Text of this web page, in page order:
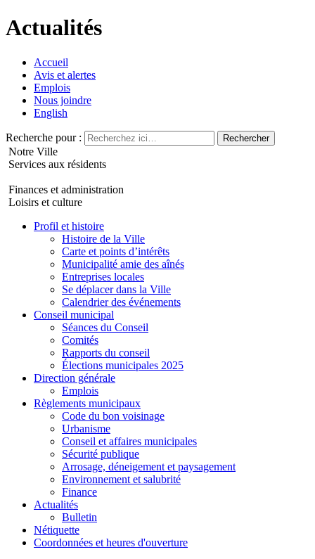
Actualités
Accueil
Avis et alertes
Emplois
Nous joindre
English
Recherche pour :
Notre Ville
Services aux résidents
Finances et administration
Loisirs et culture
Profil et histoire
Histoire de la Ville
Carte et points d’intérêts
Municipalité amie des aînés
Entreprises locales
Se déplacer dans la Ville
Calendrier des événements
Conseil municipal
Séances du Conseil
Comités
Rapports du conseil
Élections municipales 2025
Direction générale
Emplois
Règlements municipaux
Code du bon voisinage
Urbanisme
Conseil et affaires municipales
Sécurité publique
Arrosage, déneigement et paysagement
Environnement et salubrité
Finance
Actualités
Bulletin
Nétiquette
Coordonnées et heures d'ouverture